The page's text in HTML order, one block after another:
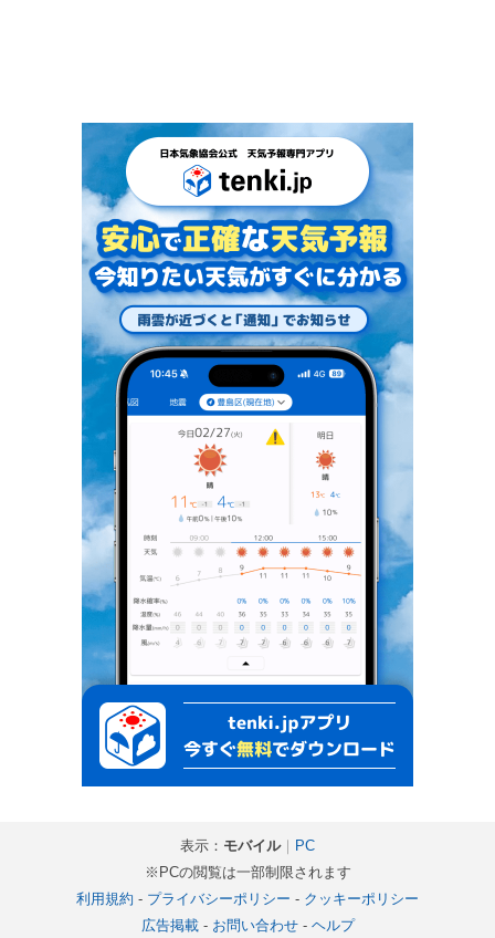
表示： モバイル｜ PC
※PCの閲覧は一部制限されます
利用規約 - プライバシーポリシー - クッキーポリシー
広告掲載- お問い合わせ- ヘルプ